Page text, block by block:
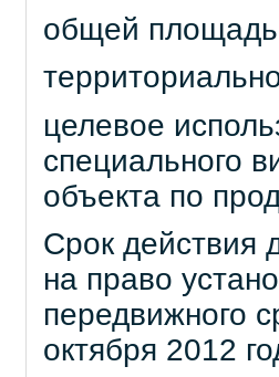
общей
целевое
специального
объекта по
Срок действия
на право
передвижного
октября 2012